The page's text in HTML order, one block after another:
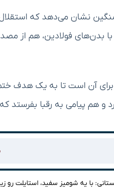
نشان می‌دهد که
با بدن‌های فولادین، هم از
آن است تا به یک هدف ختم
و هم پیامی به رقبا